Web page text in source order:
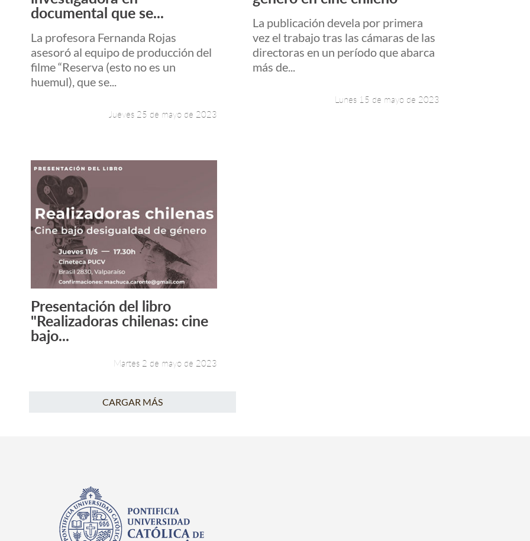
documental que se...
La profesora Fernanda Rojas
asesoró al equipo de producción del
filme “Reserva (esto no es un
huemul), que se...
Jueves 25 de mayo de 2023
La publicación devela por primera
vez el trabajo tras las cámaras de las
directoras en un período que abarca
más de...
Lunes 15 de mayo de 2023
Leer más +
Presentación del libro
"Realizadoras chilenas: cine
bajo...
Martes 2 de mayo de 2023
CARGAR MÁS